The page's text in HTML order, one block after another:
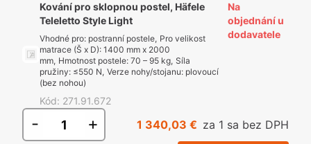
Kování pro sklopnou postel, Häfele
Teleletto Style Light
Vhodné pro: postranní postele, Pro velikost
matrace (Š x D):1400 mm x 2000
mm, Hmotnost postele:70 – 95 kg, Síla
pružiny: ≤550 N, Verze nohy/stojanu: plovoucí
(bez nohou)
Kód: 271.91.672
Na
objednání u
dodavatele
- + 1 340,03 € za 1 sa bez DPH